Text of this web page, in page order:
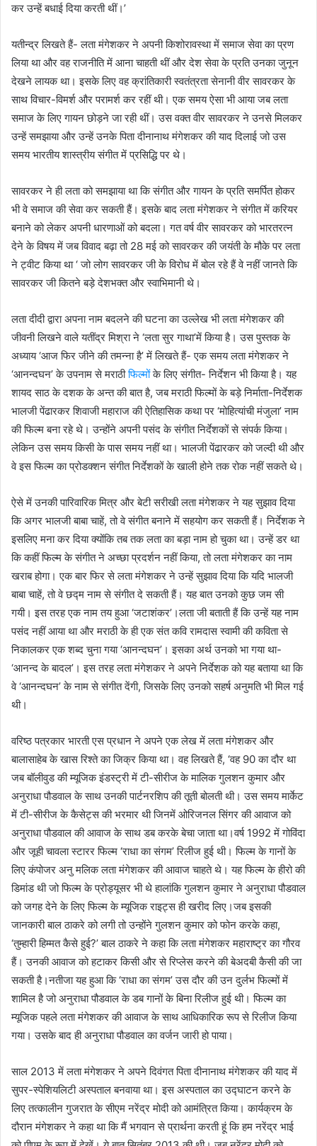
कर उन्हें बधाई दिया करती थीं।’
यतीन्द्र लिखते हैं- लता मंगेशकर ने अपनी किशोरावस्था में समाज सेवा का प्रण
लिया था और वह राजनीति में आना चाहती थीं और देश सेवा के प्रति उनका जुनून
देखने लायक था। इसके लिए वह क्रांतिकारी स्वतंत्रता सेनानी वीर सावरकर के
साथ विचार-विमर्श और परामर्श कर रहीं थी। एक समय ऐसा भी आया जब लता
समाज के लिए गायन छोड़ने जा रही थीं। उस वक्त वीर सावरकर ने उनसे मिलकर
उन्हें समझाया और उन्हें उनके पिता दीनानाथ मंगेशकर की याद दिलाई जो उस
समय भारतीय शास्त्रीय संगीत में प्रसिद्धि पर थे।
सावरकर ने ही लता को समझाया था कि संगीत और गायन के प्रति समर्पित होकर
भी वे समाज की सेवा कर सकती हैं। इसके बाद लता मंगेशकर ने संगीत में करियर
बनाने को लेकर अपनी धारणाओं को बदला। गत वर्ष वीर सावरकर को भारतरत्न
देने के विषय में जब विवाद बढ़ा तो 28 मई को सावरकर की जयंती के मौके पर लता
ने ट्वीट किया था ‘ जो लोग सावरकर जी के विरोध में बोल रहे हैं वे नहीं जानते कि
सावरकर जी कितने बड़े देशभक्त और स्वाभिमानी थे।
लता दीदी द्वारा अपना नाम बदलने की घटना का उल्लेख भी लता मंगेशकर की
जीवनी लिखने वाले यतींद्र मिश्रा ने ‘लता सुर गाथा’में किया है। उस पुस्तक के
अध्याय ‘आज फिर जीने की तमन्ना है’ में लिखते हैं- एक समय लता मंगेशकर ने
‘आनन्दघन’ के उपनाम से मराठीफिल्‍मोंके लिए संगीत- निर्देशन भी किया है। यह
शायद साठ के दशक के अन्त की बात है, जब मराठी फिल्‍मों के बड़े निर्माता-निर्देशक
भालजी पेंढारकर शिवाजी महाराज की ऐतिहासिक कथा पर ‘मोहित्यांची मंजुला’ नाम
की फिल्‍म बना रहे थे। उन्होंने अपनी पसंद के संगीत निर्देशकों से संपर्क किया।
लेकिन उस समय किसी के पास समय नहीं था। भालजी पेंढारकर को जल्दी थी और
वे इस फिल्‍म का प्रोडक्शन संगीत निर्देशकों के खाली होने तक रोक नहीं सकते थे।
ऐसे में उनकी पारिवारिक मित्र और बेटी सरीखी लता मंगेशकर ने यह सुझाव दिया
कि अगर भालजी बाबा चाहें, तो वे संगीत बनाने में सहयोग कर सकती हैं। निर्देशक ने
इसलिए मना कर दिया क्‍योंक‍ि तब तक लता का बड़ा नाम हो चुका था। उन्हें डर था
कि कहीं फिल्‍म के संगीत ने अच्छा प्रदर्शन नहीं किया, तो लता मंगेशकर का नाम
खराब होगा। एक बार फिर से लता मंगेशकर ने उन्हें सुझाव दिया कि यदि भालजी
बाबा चाहें, तो वे छद्म नाम से संगीत दे सकती हैं। यह बात उनको कुछ जम सी
गयी। इस तरह एक नाम तय हुआ ‘जटाशंकर’।लता जी बताती हैं कि उन्हें यह नाम
पसंद नहीं आया था और मराठी के ही एक संत कवि रामदास स्वामी की कविता से
निकालकर एक शब्द चुना गया ‘आनन्दघन’। इसका अर्थ उनको भा गया था-
‘आनन्द के बादल’। इस तरह लता मंगेशकर ने अपने निर्देशक को यह बताया था कि
वे ‘आनन्दघन’ के नाम से संगीत देंगी, जिसके लिए उनको सहर्ष अनुमति भी मिल गई
थी।
वरिष्ठ पत्रकार भारती एस प्रधान ने अपने एक लेख में लता मंगेशकर और
बालासाहेब के खास रिश्ते का जिक्र किया था। वह लिखते हैं, ‘वह 90 का दौर था
जब बॉलीवुड की म्यूजिक इंडस्ट्री में टी-सीरीज के मालिक गुलशन कुमार और
अनुराधा पौडवाल के साथ उनकी पार्टनरशिप की तूती बोलती थी। उस समय मार्केट
में टी-सीरीज के कैसेट्स की भरमार थी जिनमें ओरिजनल सिंगर की आवाज को
अनुराधा पौडवाल की आवाज के साथ डब करके बेचा जाता था।वर्ष 1992 में गोविंदा
और जूही चावला स्टारर फिल्म ‘राधा का संगम’ रिलीज हुई थी। फिल्म के गानों के
लिए कंपोजर अनु मलिक लता मंगेशकर की आवाज चाहते थे। यह फिल्म के हीरो की
डिमांड थी जो फिल्म के प्रोड्यूसर भी थे हालांकि गुलशन कुमार ने अनुराधा पौडवाल
को जगह देने के लिए फिल्म के म्यूजिक राइट्स ही खरीद लिए।जब इसकी
जानकारी बाल ठाकरे को लगी तो उन्होंने गुलशन कुमार को फोन करके कहा,
‘तुम्हारी हिम्मत कैसे हुई?’ बाल ठाकरे ने कहा कि लता मंगेशकर महाराष्ट्र का गौरव
हैं। उनकी आवाज को हटाकर किसी और से रिप्लेस करने की बेअदबी कैसी की जा
सकती है।नतीजा यह हुआ कि ‘राधा का संगम’ उस दौर की उन दुर्लभ फिल्मों में
शामिल है जो अनुराधा पौडवाल के डब गानों के बिना रिलीज हुई थी। फिल्म का
म्यूजिक पहले लता मंगेशकर की आवाज के साथ आधिकारिक रूप से रिलीज किया
गया। उसके बाद ही अनुराधा पौडवाल का वर्जन जारी हो पाया।
साल 2013 में लता मंगेशकर ने अपने दिवंगत पिता दीनानाथ मंगेशकर की याद में
सुपर-स्पेशियलिटी अस्पताल बनवाया था। इस अस्पताल का उद्घाटन करने के
लिए तत्कालीन गुजरात के सीएम नरेंद्र मोदी को आमंत्रित किया। कार्यक्रम के
दौरान मंगेशकर ने कहा था कि मैं भगवान से प्रार्थना करती हूं कि हम नरेंद्र भाई